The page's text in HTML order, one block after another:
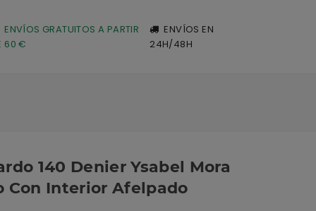
ENVÍOS GRATUITOS A PARTIR
60 €
ENVÍOS EN
24H/48H
140 Denier Ysabel Mora
Con Interior Afelpado